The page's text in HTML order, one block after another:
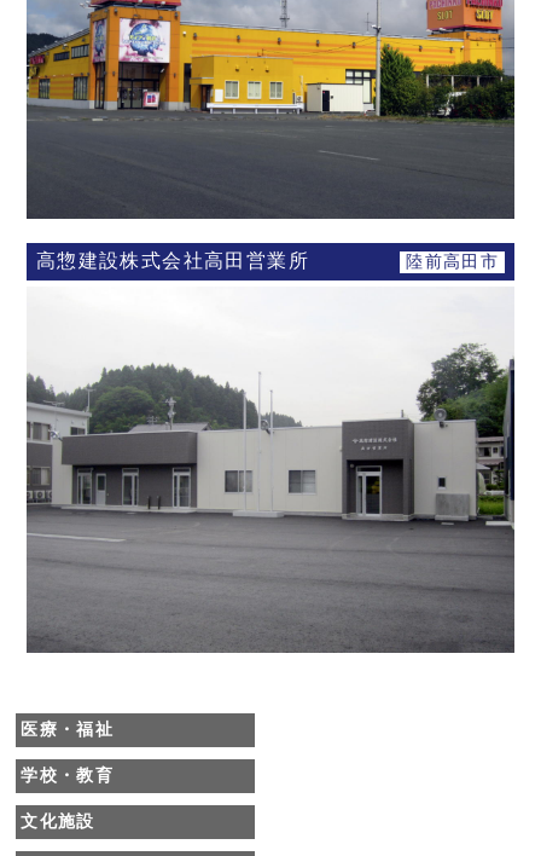
陸前高田市
高惣建設株式会社高田営業所
医療・福祉
学校・教育
文化施設